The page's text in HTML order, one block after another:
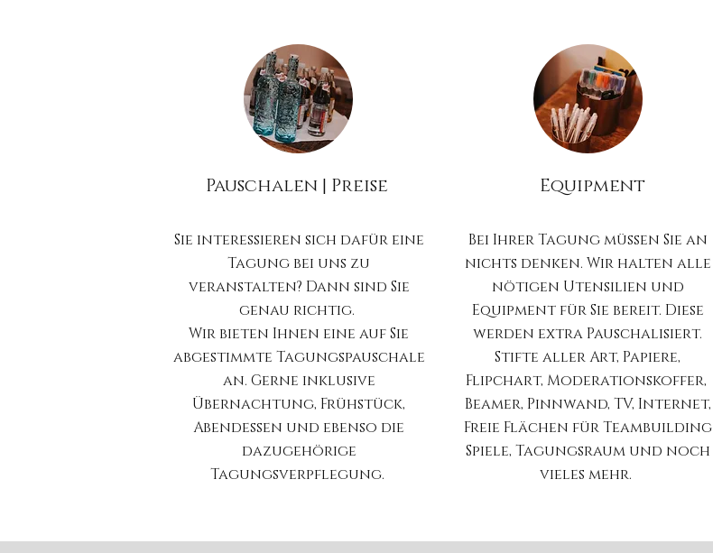
Pauschalen | Preise
Sie interessieren sich dafür eine
Tagung bei uns zu
veranstalten? Dann sind Sie
genau richtig.
Wir bieten Ihnen eine auf Sie
abgestimmte Tagungspauschale
an. Gerne inklusive
Übernachtung, Frühstück,
Abendessen und ebenso die
dazugehörige
Tagungsverpflegung.
Equipment
Bei Ihrer Tagung müssen Sie an
nichts denken. Wir halten alle
nötigen Utensilien und
Equipment für Sie bereit. Diese
werden extra Pauschalisiert.
Stifte aller Art, Papiere,
Flipchart, Moderationskoffer,
Beamer, Pinnwand, TV, Internet,
Freie Flächen für Teambuilding
Spiele, Tagungsraum und noch
vieles mehr.